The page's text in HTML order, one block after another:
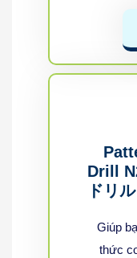
Drill
ドリ
Giúp
thức